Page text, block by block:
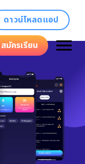
ดาวน์โหลดแอป
สมัครเรียน